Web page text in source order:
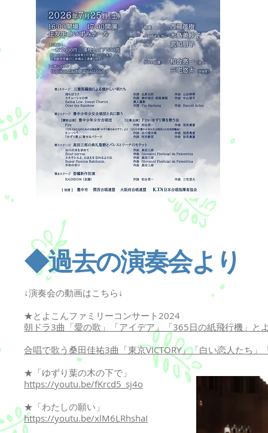
◆過去の演奏会より
↓演奏会の動画はこちら↓
★とよこんファミリーコンサート2024
朝ドラ3曲「愛の歌」「アイデア」「365日の紙飛行機」と
合唱で歌う桑田佳祐3曲「東京VICTORY」「白い恋人たち
★「ゆずり葉の木の下で」
https://youtu.be/fKrcd5_sj4o
★「わたしの願い」
https://youtu.be/xlM6LRhshaI